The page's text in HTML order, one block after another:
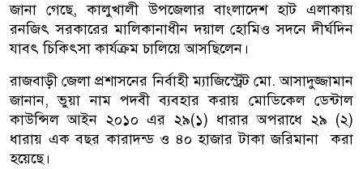
জানা গেছে, কালুখালী উপজেলার বাংলাদেশ হাট এলাকায়
রনজিৎ সরকারের মালিকানাধীন দয়াল হোমিও সদনে দীর্ঘদিন
যাবৎ চিকিৎসা কার্যক্রম চালিয়ে আসছিলেন।
রাজবাড়ী জেলা প্রশাসনের নির্বাহী ম্যাজিস্ট্রেট মো. আসাদুজ্জামান
জানান, ভুয়া নাম পদবী ব্যবহার করায় মোডিকেল ডেন্টাল
কাউন্সিল আইন ২০১০ এর ২৯(১) ধারার অপরাধে ২৯ (২)
ধারায় এক বছর কারাদন্ড ও ৪০ হাজার টাকা জরিমানা করা
হয়েছে।